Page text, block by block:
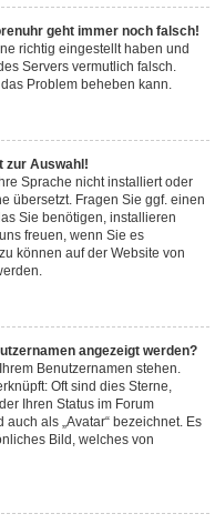
geht immer noch falsch!
richtig eingestellt haben und
Servers vermutlich falsch.
Problem beheben kann.
zur Auswahl!
Sprache nicht installiert oder
übersetzt. Fragen Sie ggf. einen
Sie benötigen, installieren
freuen, wenn Sie es
können auf der Website von
angezeigt werden?
Benutzernamen stehen.
Oft sind dies Sterne,
Ihren Status im Forum
als „Avatar“ bezeichnet. Es
Bild, welches von